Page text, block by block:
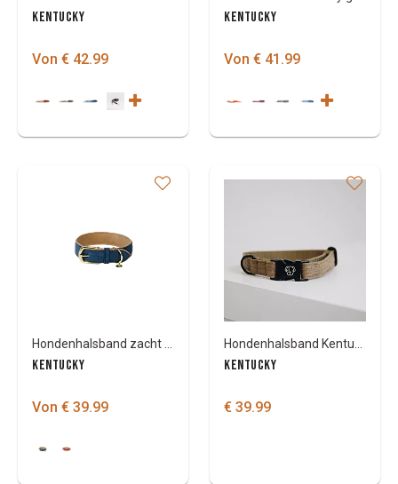
KENTUCKY
Von € 42.99
KENTUCKY
Von € 41.99
KENTUCKY
Von € 39.99
KENTUCKY
€ 39.99